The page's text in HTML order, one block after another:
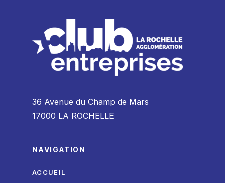
36 Avenue du Champ de Mars
17000 LA ROCHELLE
NAVIGATION
ACCUEIL